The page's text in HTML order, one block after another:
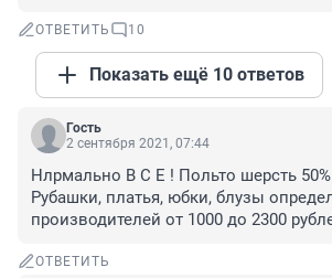
ОТВЕТИТЬ 10
Показать ещё 10 ответов
Гость
2 сентября 2021, 07:44
Нлрмально В С Е ! Польто шерсть
Рубашки, платья, юбки, блузы
производителей от 1000 до 2300
ОТВЕТИТЬ